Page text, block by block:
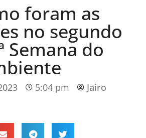
foram as
no segundo
Semana do
5:04 pm Jairo